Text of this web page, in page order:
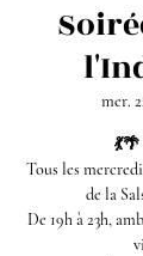
mer.
Tous les
de la
De 19h à 23h,